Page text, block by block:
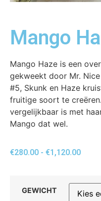
Mango
Mango Haze is een
gekweekt door Mr.
#5, Skunk en Haze
fruitige soort te
vergelijkbaar is met
Mango dat wel.
€280.00 - €1,120.00
GEWICHT